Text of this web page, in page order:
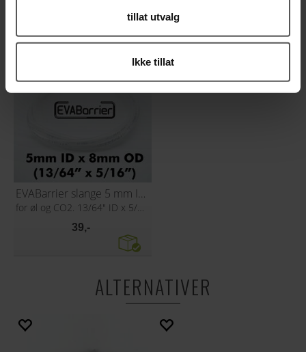
tillat utvalg
Ikke tillat
EVABarrier slange 5 mm ID x 8 mm OD
for øl og CO2. 13/64" ID x 5/16" OD
39,-
ALTERNATIVER